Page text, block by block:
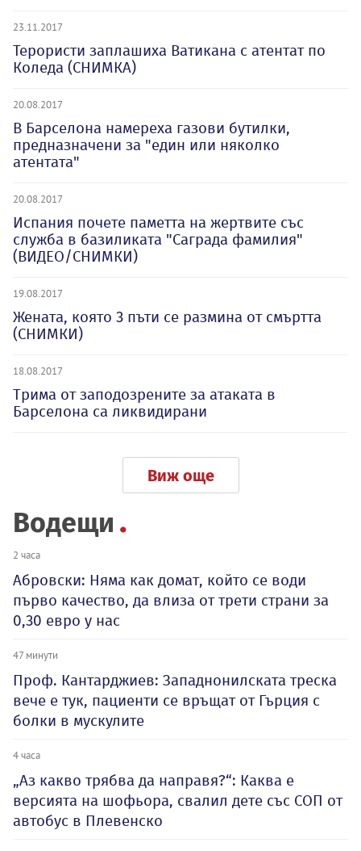
23.11.2017
Терористи заплашиха Ватикана с атентат по
Коледа (СНИМКА)
20.08.2017
В Барселона намереха газови бутилки,
предназначени за "един или няколко
атентата"
20.08.2017
Испания почете паметта на жертвите със
служба в базиликата "Саграда фамилия"
(ВИДЕО/СНИМКИ)
19.08.2017
Жената, която 3 пъти се размина от смъртта
(СНИМКИ)
18.08.2017
Трима от заподозрените за атаката в
Барселона са ликвидирани
Виж още
Водещи
2 часа
Абровски: Няма как домат, който се води
първо качество, да влиза от трети страни за
0,30 евро у нас
47 минути
Проф. Кантарджиев: Западнонилската треска
вече е тук, пациенти се връщат от Гърция с
болки в мускулите
4 часа
„Аз какво трябва да направя?“: Каква е
версията на шофьора, свалил дете със СОП от
автобус в Плевенско